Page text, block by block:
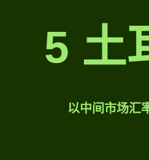
5 土
以中间市场汇